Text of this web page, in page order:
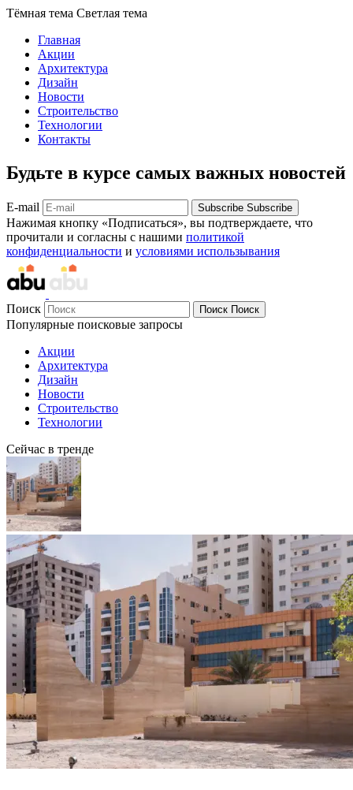
Тёмная тема Светлая тема
Главная
Акции
Архитектура
Дизайн
Новости
Строительство
Технологии
Контакты
Будьте в курсе самых важных новостей
E-mail Subscribe Subscribe
Нажимая кнопку «Подписаться», вы подтверждаете, что
прочитали и согласны с нашими политикой
конфиденциальности и условиями использывания
Поиск Поиск Поиск
Популярные поисковые запросы
Акции
Архитектура
Дизайн
Новости
Строительство
Технологии
Сейчас в тренде